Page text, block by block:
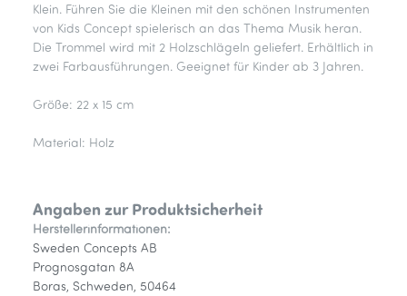
Klein. Führen Sie die Kleinen mit den schönen Instrumenten
von Kids Concept spielerisch an das Thema Musik heran.
Die Trommel wird mit 2 Holzschlägeln geliefert. Erhältlich in
zwei Farbausführungen. Geeignet für Kinder ab 3 Jahren.
Größe: 22 x 15 cm
Material: Holz
Angaben zur Produktsicherheit
Herstellerinformationen:
Sweden Concepts AB
Prognosgatan 8A
Boras, Schweden, 50464